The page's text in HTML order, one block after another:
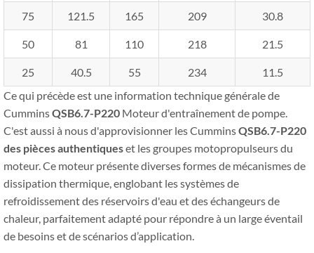
75 121.5 165 209 30.8
50 81 110 218 21.5
25 40.5 55 234
11.5
Ce qui précède est une information technique générale de
CumminsQSB6.7-P220 Moteur d'entraînement de pompe.
C'est aussi à nous d'approvisionner les CumminsQSB6.7-P220
des pièces authentiqueset les groupes motopropulseurs du
moteur. Ce moteur présente diverses formes de mécanismes de
dissipation thermique, englobant les systèmes de
refroidissement des réservoirs d'eau et des échangeurs de
chaleur, parfaitement adapté pour répondre à un large éventail
de besoins et de scénarios d’application.